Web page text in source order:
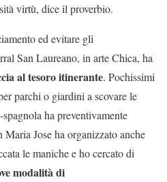
virtù, dice il proverbio.
ed evitare gli
San Laureano, in arte Chica, ha
al tesoro itinerante. Pochissimi
parchi o giardini a scovare le
ha preventivamente
Jose ha organizzato anche
le maniche e ho cercato di
modalità di